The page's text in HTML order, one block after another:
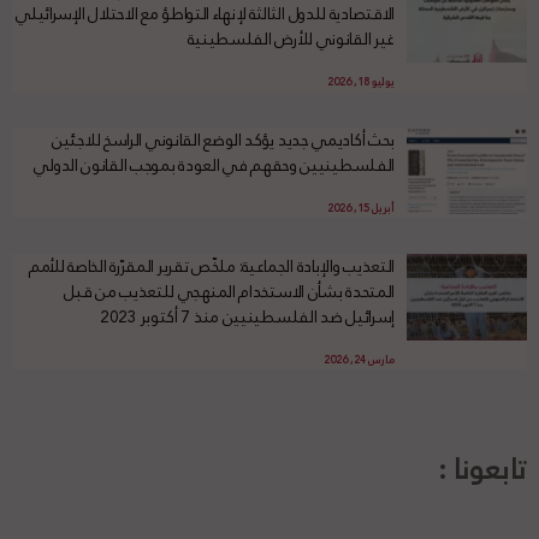
الاقتصادية للدول الثالثة لإنهاء التواطؤ مع الاحتلال الإسرائيلي
غير القانوني للأرض الفلسطينية
يوليو 18, 2026
بحث أكاديمي جديد يؤكد الوضع القانوني الراسخ للاجئين
الفلسطينيين وحقهم في العودة بموجب القانون الدولي
أبريل 15, 2026
التعذيب والإبادة الجماعية: ملخّص تقرير المقرّرة الخاصة للأمم
المتحدة بشأن الاستخدام المنهجي للتعذيب من قبل
إسرائيل ضد الفلسطينيين منذ 7 أكتوبر 2023
مارس 24, 2026
تابعونا :